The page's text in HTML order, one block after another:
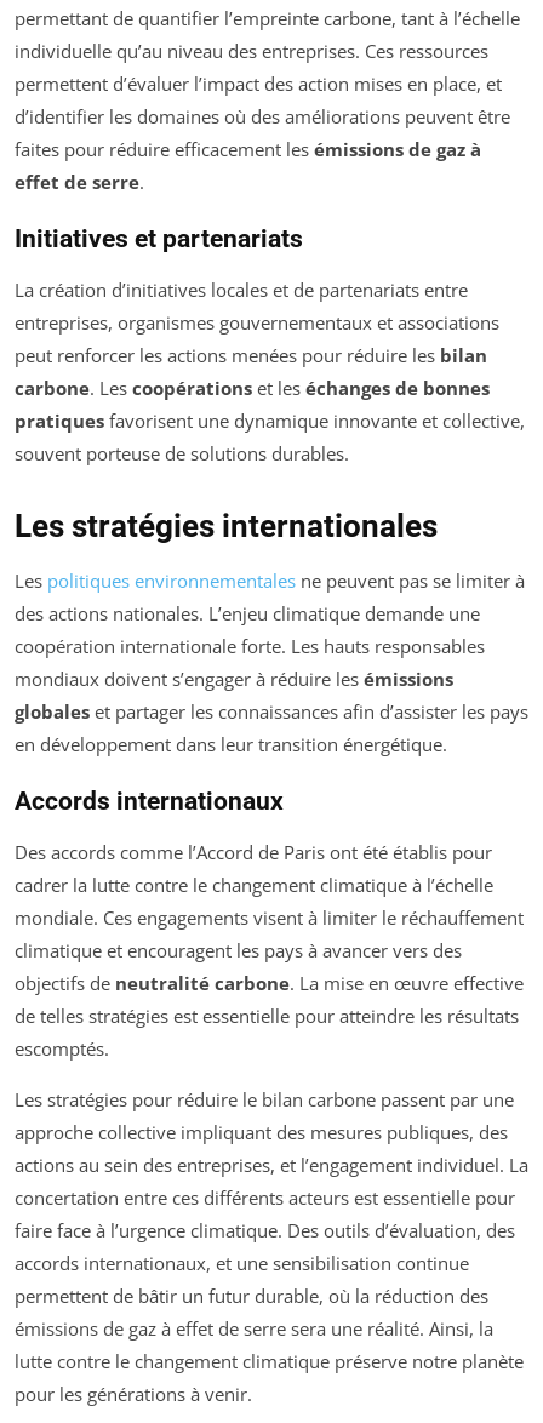
permettant de quantifier l’empreinte carbone, tant à l’échelle
individuelle qu’au niveau des entreprises. Ces ressources
permettent d’évaluer l’impact des action mises en place, et
d’identifier les domaines où des améliorations peuvent être
faites pour réduire efficacement les émissions de gaz à
effet de serre.
Initiatives et partenariats
La création d’initiatives locales et de partenariats entre
entreprises, organismes gouvernementaux et associations
peut renforcer les actions menées pour réduire les bilan
carbone. Les coopérations et les échanges de bonnes
pratiques favorisent une dynamique innovante et collective,
souvent porteuse de solutions durables.
Les stratégies internationales
Les politiques environnementales ne peuvent pas se limiter à
des actions nationales. L’enjeu climatique demande une
coopération internationale forte. Les hauts responsables
mondiaux doivent s’engager à réduire les émissions
globales et partager les connaissances afin d’assister les pays
en développement dans leur transition énergétique.
Accords internationaux
Des accords comme l’Accord de Paris ont été établis pour
cadrer la lutte contre le changement climatique à l’échelle
mondiale. Ces engagements visent à limiter le réchauffement
climatique et encouragent les pays à avancer vers des
objectifs de neutralité carbone. La mise en œuvre effective
de telles stratégies est essentielle pour atteindre les résultats
escomptés.
Les stratégies pour réduire le bilan carbone passent par une
approche collective impliquant des mesures publiques, des
actions au sein des entreprises, et l’engagement individuel. La
concertation entre ces différents acteurs est essentielle pour
faire face à l’urgence climatique. Des outils d’évaluation, des
accords internationaux, et une sensibilisation continue
permettent de bâtir un futur durable, où la réduction des
émissions de gaz à effet de serre sera une réalité. Ainsi, la
lutte contre le changement climatique préserve notre planète
pour les générations à venir.